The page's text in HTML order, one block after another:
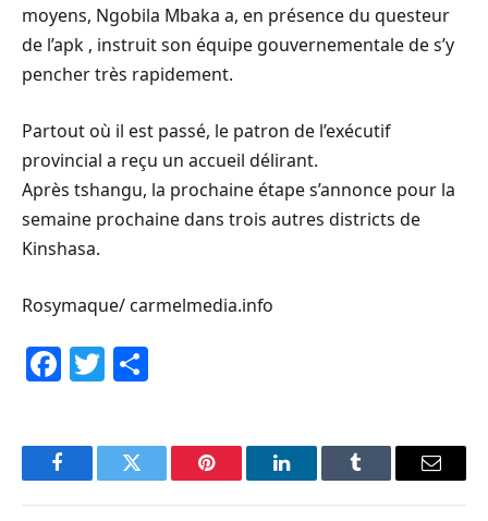
moyens, Ngobila Mbaka a, en présence du questeur
de l’apk , instruit son équipe gouvernementale de s’y
pencher très rapidement.
Partout où il est passé, le patron de l’exécutif
provincial a reçu un accueil délirant.
Après tshangu, la prochaine étape s’annonce pour la
semaine prochaine dans trois autres districts de
Kinshasa.
Rosymaque/ carmelmedia.info
Facebook
Twitter
FacebookTwitter Pinterest LinkedInTumblr Email